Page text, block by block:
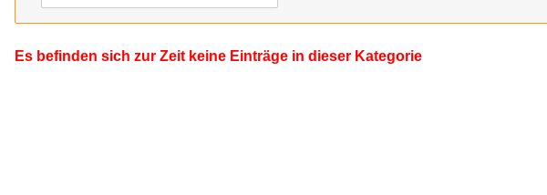
Es befinden sich zur Zeit keine Einträge in dieser Kategorie